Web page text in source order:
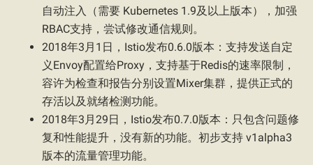
自动注入（需要 Kubernetes 1.9及以上版本），加强
RBAC支持，尝试修改通信规则。
2018年3月1日，Istio发布0.6.0版本：支持发送自定
义Envoy配置给Proxy，支持基于Redis的速率限制，
容许为检查和报告分别设置Mixer集群，提供正式的
存活以及就绪检测功能。
2018年3月29日，Istio发布0.7.0版本：只包含问题修
复和性能提升，没有新的功能。初步支持 v1alpha3
版本的流量管理功能。